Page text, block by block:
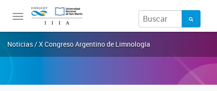
Toggle
navigation
Noticias / X Congreso Argentino de Limnología